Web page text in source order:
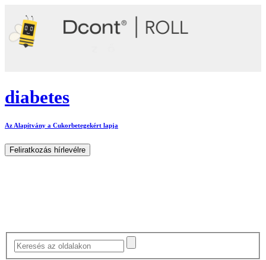
diabetes
Az Alapítvány a Cukorbetegekért lapja